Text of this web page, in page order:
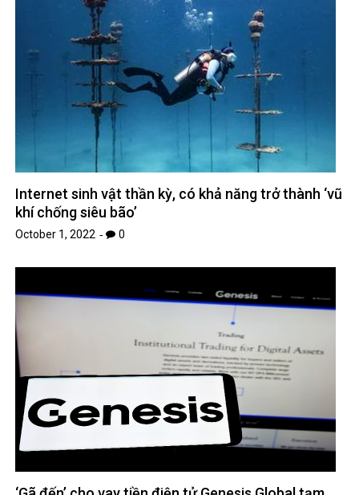
Internet sinh vật thần kỳ, có khả năng trở thành ‘vũ
khí chống siêu bão’
October 1, 2022 0